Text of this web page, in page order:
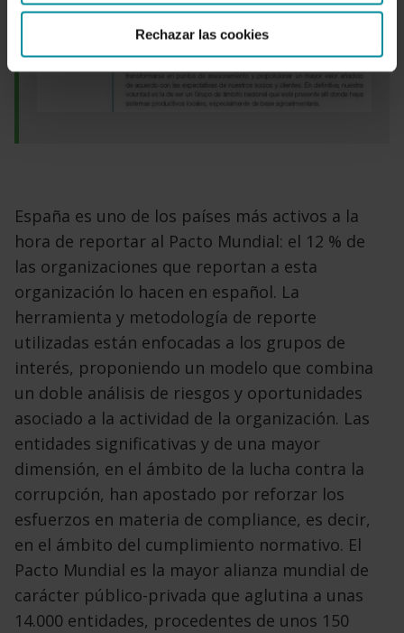
Rechazar las cookies
España es uno de los países más activos a la
hora de reportar al Pacto Mundial: el 12 % de
las organizaciones que reportan a esta
organización lo hacen en español. La
herramienta y metodología de reporte
utilizadas están enfocadas a los grupos de
interés, proponiendo un modelo que combina
un doble análisis de riesgos y oportunidades
asociado a la actividad de la organización. Las
entidades significativas y de una mayor
dimensión, en el ámbito de la lucha contra la
corrupción, han apostado por reforzar los
esfuerzos en materia de compliance, es decir,
en el ámbito del cumplimiento normativo. El
Pacto Mundial es la mayor alianza mundial de
carácter público-privada que aglutina a unas
14.000 entidades, procedentes de unos 150